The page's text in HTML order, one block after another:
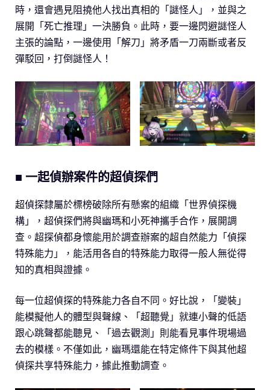
時，還會遇見阻撓他人找出真相的「謎怪人」，並與之
展開「死亡推理」一決勝負。此時，要一邊閃避謎怪人
主張的論點，一邊使用「解刀」將矛盾一刀兩斷或者反
彈駁回，打倒謎怪人！
■ 一起偵辦案件的超偵探們
超偵探隸屬於標榜破除所有懸案的組織「世界偵探機
構」，超偵探們將與幽瑪和小死神攜手合作，展開調
查。超探偵都身懷能用於調查辦案的超自然能力「偵探
特殊能力」，能活用各自的特殊能力取得一般人無從得
知的真相與證據。
每一位超偵探的特殊能力各自不同。好比說，「變裝」
能模擬他人的體型與聲線、「超聽覺」就連小聲的低語
跟心跳聲都能聽見、「過去觀測」則能看見事件現場過
去的模樣。不僅如此，幽瑪還能在特定條件下與其他超
偵探共享特殊能力，據此推動調查。